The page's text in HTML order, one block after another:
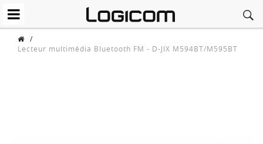
/
Lecteur multimédia Bluetooth FM - D-JIX M594BT/M595BT